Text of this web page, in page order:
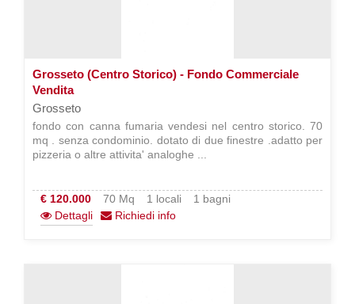
Grosseto (Centro Storico) - Fondo Commerciale
Vendita
Grosseto
fondo con canna fumaria vendesi nel centro storico. 70
mq . senza condominio. dotato di due finestre .adatto per
pizzeria o altre attivita' analoghe ...
€ 120.000 70 Mq 1 locali
1 bagni
Dettagli
Richiedi info